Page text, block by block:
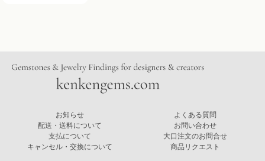
お知らせ
配送・送料について
支払について
キャンセル・交換について
よくある質問
お問い合わせ
大口注文のお問合せ
商品リクエスト